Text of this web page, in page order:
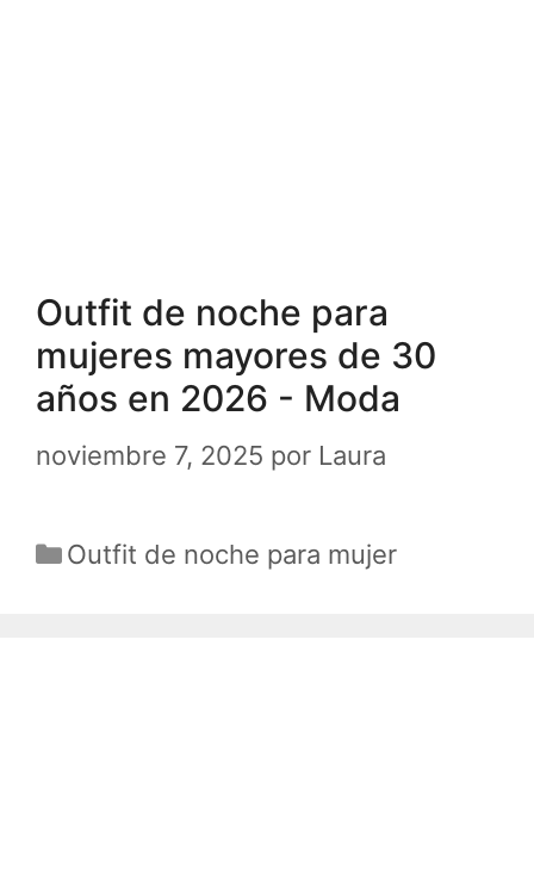
Outfit de noche para
mujeres mayores de 30
años en 2026 - Moda
noviembre 7, 2025 por Laura
Categorías
Outfit de noche para mujer